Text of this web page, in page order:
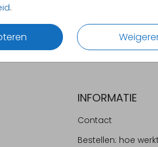
.
INFORMATIE
Contact
Bestellen: hoe